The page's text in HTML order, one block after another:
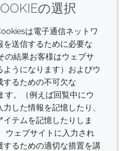
その解説
めのツールボック
開発方法に関する
の選択
は電子通信ネットワ
を送信するために必要な
の結果お客様はウェブサ
ようになります）およびウ
するための不可欠な
す。（例えば回覧中にウ
した情報を記憶したり、
イテムを記憶したりしま
ウェブサイトに入力され
するための適切な措置を講